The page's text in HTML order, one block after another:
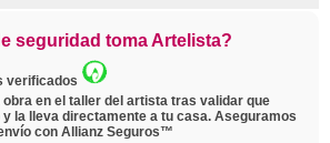
seguridad toma Artelista?
verificados
en el taller del artista tras validar que
la lleva directamente a tu casa. Aseguramos
con Allianz Seguros™